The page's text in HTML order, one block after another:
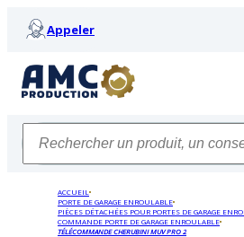
Appeler
ACCUEIL
PORTE DE GARAGE ENROULABLE
PIÈCES DÉTACHÉES POUR PORTES DE GARAGE
COMMANDE PORTE DE GARAGE ENROULABLE
TÉLÉCOMMANDE CHERUBINI MUV PRO 2